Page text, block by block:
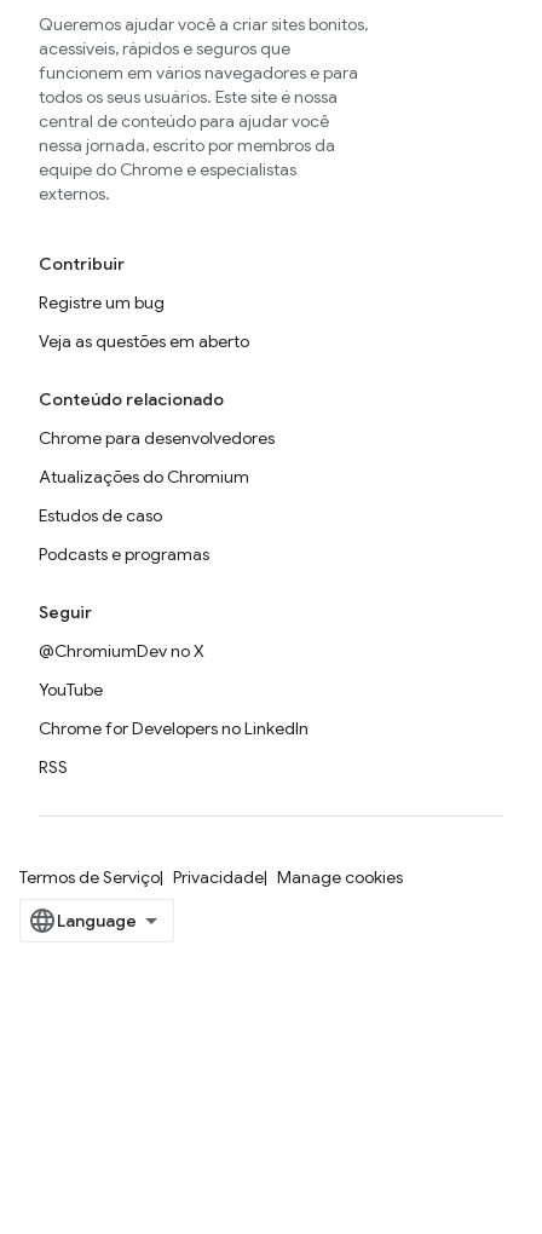
Queremos ajudar você a criar sites bonitos,
acessíveis, rápidos e seguros que
funcionem em vários navegadores e para
todos os seus usuários. Este site é nossa
central de conteúdo para ajudar você
nessa jornada, escrito por membros da
equipe do Chrome e especialistas
externos.
Contribuir
Registre um bug
Veja as questões em aberto
Conteúdo relacionado
Chrome para desenvolvedores
Atualizações do Chromium
Estudos de caso
Podcasts e programas
Seguir
@ChromiumDev no X
YouTube
Chrome for Developers no LinkedIn
RSS
Termos de Serviço Privacidade Manage cookies